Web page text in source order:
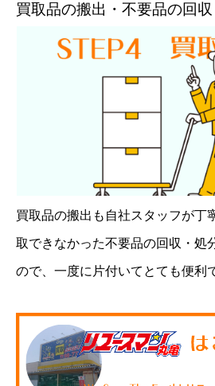
買取品の搬出・不要品の回収
買取品の搬出も自社スタッフが丁
取できなかった不要品の回収・処
ので、一度に片付いてとても便利